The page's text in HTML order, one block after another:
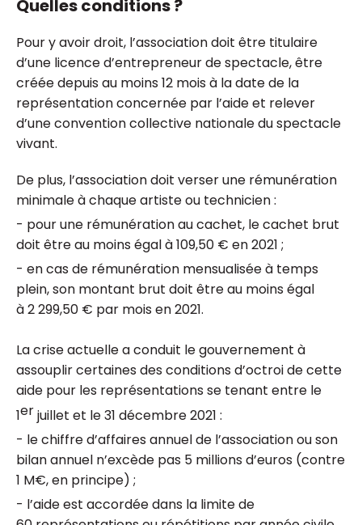
Quelles conditions ?
Pour y avoir droit, l’association doit être titulaire
d’une licence d’entrepreneur de spectacle, être
créée depuis au moins 12 mois à la date de la
représentation concernée par l’aide et relever
d’une convention collective nationale du spectacle
vivant.
De plus, l’association doit verser une rémunération
minimale à chaque artiste ou technicien :
- pour une rémunération au cachet, le cachet brut
doit être au moins égal à 109,50 € en 2021 ;
- en cas de rémunération mensualisée à temps
plein, son montant brut doit être au moins égal
à 2 299,50 € par mois en 2021.
La crise actuelle a conduit le gouvernement à
assouplir certaines des conditions d’octroi de cette
aide pour les représentations se tenant entre le
1erjuillet et le 31 décembre 2021 :
- le chiffre d’affaires annuel de l’association ou son
bilan annuel n’excède pas 5 millions d’euros (contre
1 M€, en principe) ;
- l’aide est accordée dans la limite de